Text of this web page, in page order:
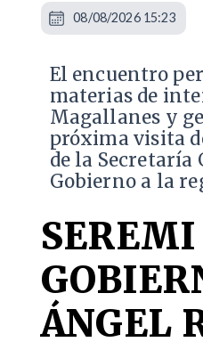
El encuentro
materias de
Magallanes y
próxima visita
de la Secretaría
Gobierno a la
SEREMI
ÁNGEL
08/08/2026 15:23